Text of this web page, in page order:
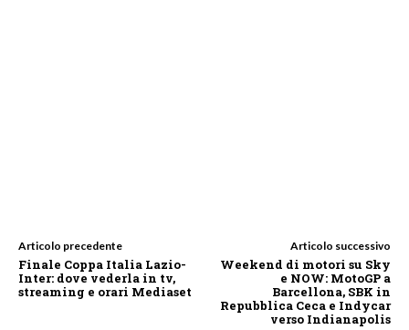
Articolo precedente
Finale Coppa Italia Lazio-
Inter: dove vederla in tv,
streaming e orari Mediaset
Articolo successivo
Weekend di motori su Sky
e NOW: MotoGP a
Barcellona, SBK in
Repubblica Ceca e Indycar
verso Indianapolis